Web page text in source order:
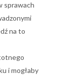
sprawach
na to
i mogłaby